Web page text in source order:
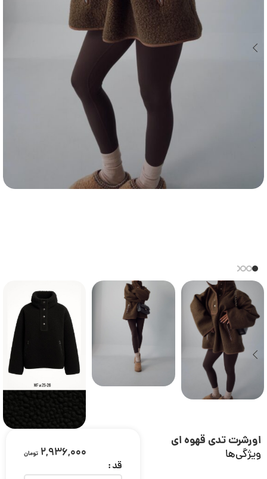
اورشرت تدی قهوه ای
ویژگی‌ها 2,936,000 تومان
قد